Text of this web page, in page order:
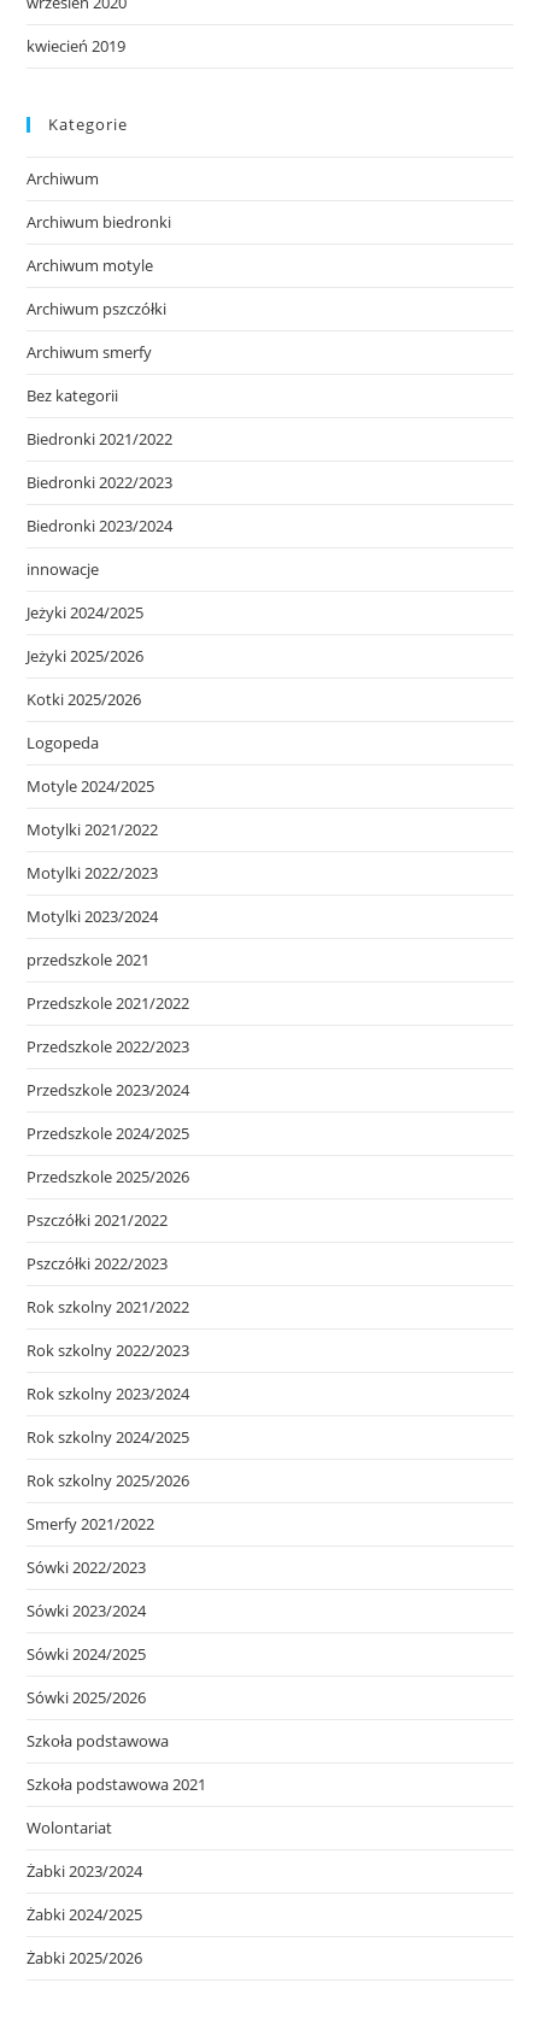
kwiecień 2019
Kategorie
Archiwum
Archiwum biedronki
Archiwum motyle
Archiwum pszczółki
Archiwum smerfy
Bez kategorii
Biedronki 2021/2022
Biedronki 2022/2023
Biedronki 2023/2024
innowacje
Jeżyki 2024/2025
Jeżyki 2025/2026
Kotki 2025/2026
Logopeda
Motyle 2024/2025
Motylki 2021/2022
Motylki 2022/2023
Motylki 2023/2024
przedszkole 2021
Przedszkole 2021/2022
Przedszkole 2022/2023
Przedszkole 2023/2024
Przedszkole 2024/2025
Przedszkole 2025/2026
Pszczółki 2021/2022
Pszczółki 2022/2023
Rok szkolny 2021/2022
Rok szkolny 2022/2023
Rok szkolny 2023/2024
Rok szkolny 2024/2025
Rok szkolny 2025/2026
Smerfy 2021/2022
Sówki 2022/2023
Sówki 2023/2024
Sówki 2024/2025
Sówki 2025/2026
Szkoła podstawowa
Szkoła podstawowa 2021
Wolontariat
Żabki 2023/2024
Żabki 2024/2025
Żabki 2025/2026